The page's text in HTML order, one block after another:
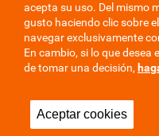
Privacidad
acepta su uso. Del mismo
gusto haciendo clic sobre
navegar exclusivamente
En cambio, si lo que
de tomar una decisión,
Aceptar cookies